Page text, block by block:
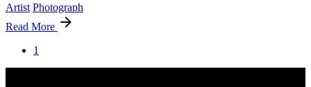
Artist Photograph
Read More
1